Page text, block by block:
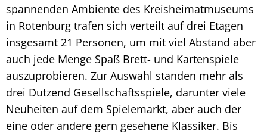
spannenden Ambiente des Kreisheimatmuseums
in Rotenburg trafen sich verteilt auf drei Etagen
insgesamt 21 Personen, um mit viel Abstand aber
auch jede Menge Spaß Brett- und Kartenspiele
auszuprobieren. Zur Auswahl standen mehr als
drei Dutzend Gesellschaftsspiele, darunter viele
Neuheiten auf dem Spielemarkt, aber auch der
eine oder andere gern gesehene Klassiker. Bis